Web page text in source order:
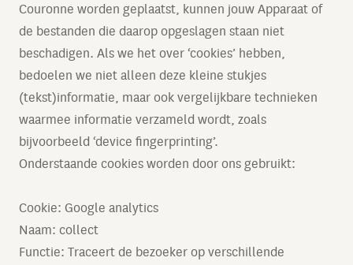
Couronne worden geplaatst, kunnen jouw Apparaat of
de bestanden die daarop opgeslagen staan niet
beschadigen. Als we het over ‘cookies’ hebben,
bedoelen we niet alleen deze kleine stukjes
(tekst)informatie, maar ook vergelijkbare technieken
waarmee informatie verzameld wordt, zoals
bijvoorbeeld ‘device fingerprinting’.
Onderstaande cookies worden door ons gebruikt:
Cookie: Google analytics
Naam: collect
Functie: Traceert de bezoeker op verschillende